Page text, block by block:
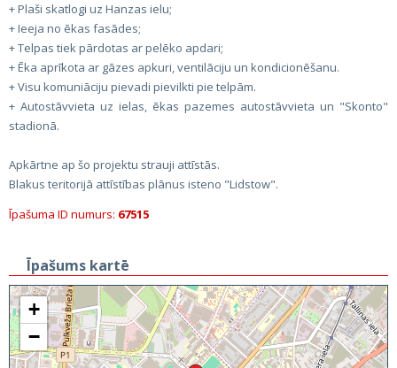
+ Plaši skatlogi uz Hanzas ielu;
+ Ieeja no ēkas fasādes;
+ Telpas tiek pārdotas ar pelēko apdari;
+ Ēka aprīkota ar gāzes apkuri, ventilāciju un kondicionēšanu.
+ Visu komuniāciju pievadi pievilkti pie telpām.
+ Autostāvvieta uz ielas, ēkas pazemes autostāvvieta un "Skonto"
stadionā.
Apkārtne ap šo projektu strauji attīstās.
Blakus teritorijā attīstības plānus isteno "Lidstow".
Īpašuma ID numurs: 67515
Īpašums kartē
+
−